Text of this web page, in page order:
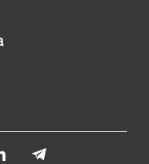
LinkedIn